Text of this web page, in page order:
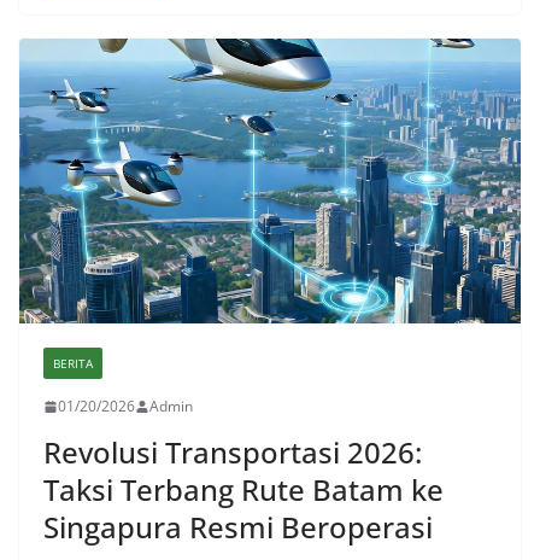
BERITA
01/20/2026 Admin
Revolusi Transportasi 2026:
Taksi Terbang Rute Batam ke
Singapura Resmi Beroperasi